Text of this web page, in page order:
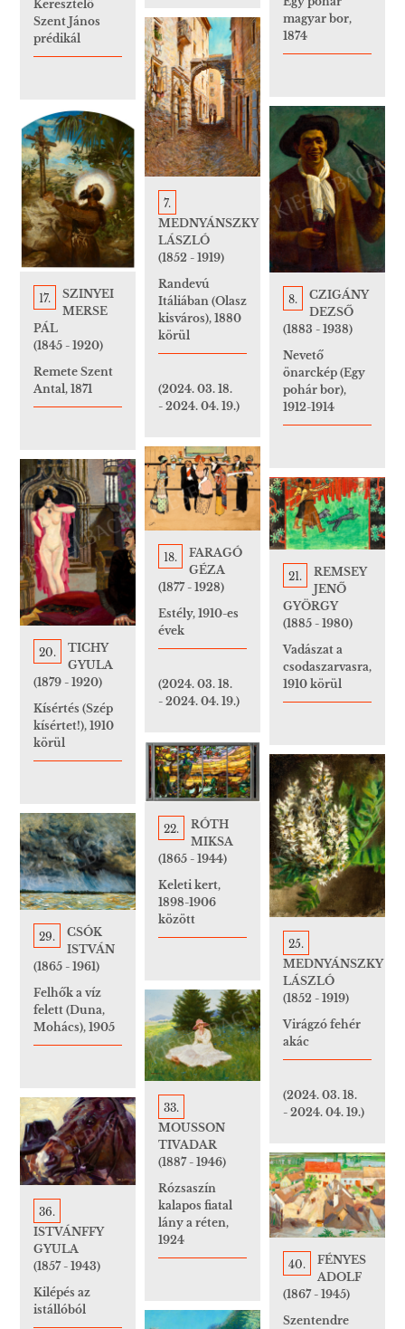
Keresztelő
Szent János
prédikál
magyar bor,
1874
7.
MEDNYÁNSZKY
LÁSZLÓ
(1852 - 1919)
Randevú
Itáliában (Olasz
kisváros), 1880
körül
(2024. 03. 18.
- 2024. 04. 19.)
8.
CZIGÁNY
DEZSŐ
(1883 - 1938)
Nevető
önarckép (Egy
pohár bor),
1912-1914
17.
SZINYEI
MERSE
PÁL
(1845 - 1920)
Remete Szent
Antal, 1871
18.
FARAGÓ
GÉZA
(1877 - 1928)
Estély, 1910-es
évek
(2024. 03. 18.
- 2024. 04. 19.)
20.
TICHY
GYULA
(1879 - 1920)
Kísértés (Szép
kísértet!), 1910
körül
21.
REMSEY
JENŐ
GYÖRGY
(1885 - 1980)
Vadászat a
csodaszarvasra,
1910 körül
22.
RÓTH
MIKSA
(1865 - 1944)
Keleti kert,
1898-1906
között
25.
MEDNYÁNSZKY
LÁSZLÓ
(1852 - 1919)
Virágzó fehér
akác
(2024. 03. 18.
- 2024. 04. 19.)
29.
CSÓK
ISTVÁN
(1865 - 1961)
Felhők a víz
felett (Duna,
Mohács), 1905
33.
MOUSSON
TIVADAR
(1887 - 1946)
Rózsaszín
kalapos fiatal
lány a réten,
1924
36.
ISTVÁNFFY
GYULA
(1857 - 1943)
Kilépés az
istállóból
40.
FÉNYES
ADOLF
(1867 - 1945)
Szentendre